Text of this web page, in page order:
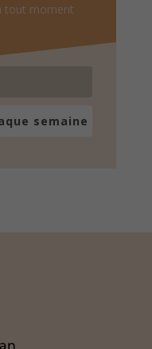
tout moment
semaine